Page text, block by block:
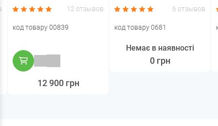
12 отзывов
код товару 00839
12 900 грн
6 отзывов
код товару 0681
0 грн
Немає в наявності